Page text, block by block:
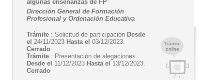
Trámite
online
algunas enseñanzas de FP
Dirección General de Formación
Profesional y Ordenación Educativa
Trámite : Solicitud de participación Desde
el 24/11/2023 Hasta el 03/12/2023.
Cerrado
Trámite : Presentación de alegaciones
Desde el 11/12/2023 Hasta el 13/12/2023.
Cerrado